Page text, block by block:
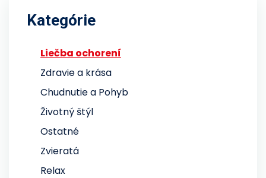
Kategórie
Liečba ochorení
Zdravie a krása
Chudnutie a Pohyb
Životný štýl
Ostatné
Zvieratá
Relax